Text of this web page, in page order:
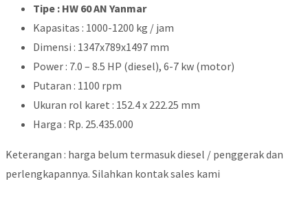
Tipe : HW 60 AN Yanmar
Kapasitas : 1000-1200 kg / jam
Dimensi : 1347x789x1497 mm
Power : 7.0 – 8.5 HP (diesel), 6-7 kw (motor)
Putaran : 1100 rpm
Ukuran rol karet : 152.4 x 222.25 mm
Harga : Rp. 25.435.000
Keterangan : harga belum termasuk diesel / penggerak dan
perlengkapannya. Silahkan kontak sales kami